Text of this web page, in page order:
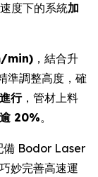
度下的系統加
min) ，結合升
準調整高度，確
行，管材上料
逾 20%。
備 Bodor Laser
妙完善高速運